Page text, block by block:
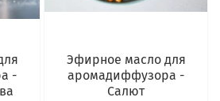
-
Эфирное масло для
аромадиффузора -
Салют